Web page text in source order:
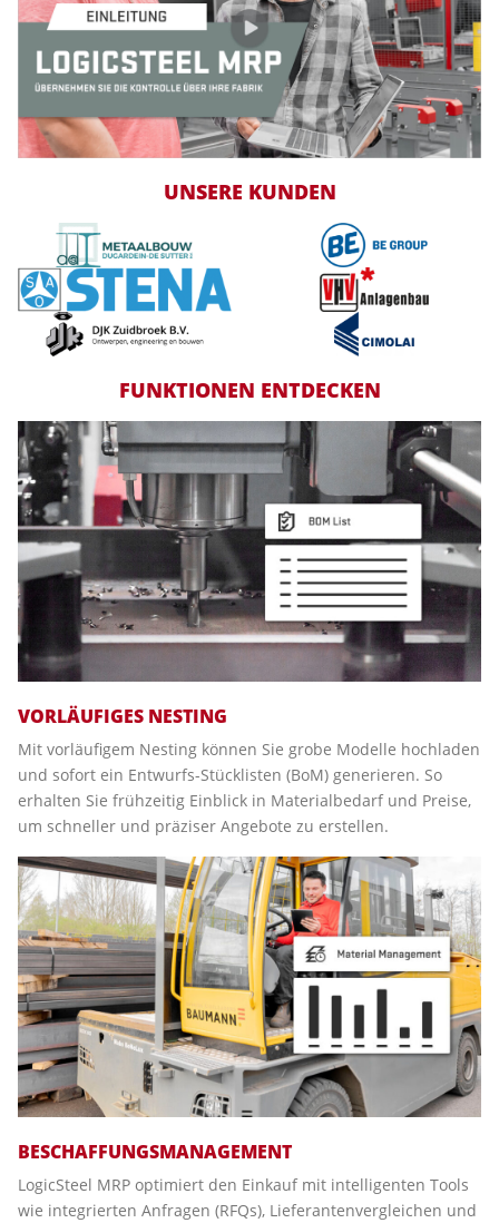
UNSERE KUNDEN
FUNKTIONEN ENTDECKEN
VORLÄUFIGES NESTING
Mit vorläufigem Nesting können Sie grobe Modelle hochladen
und sofort ein Entwurfs-Stücklisten (BoM) generieren. So
erhalten Sie frühzeitig Einblick in Materialbedarf und Preise,
um schneller und präziser Angebote zu erstellen.
BESCHAFFUNGSMANAGEMENT
LogicSteel MRP optimiert den Einkauf mit intelligenten Tools
wie integrierten Anfragen (RFQs), Lieferantenvergleichen und